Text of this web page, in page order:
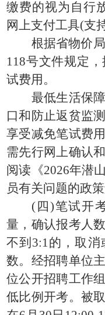
缴费的视为自行
网上支付工具(支
根据省物价
118号文件规定
试费用。
最低生活保
口和防止返贫监
享受减免笔试费
需先行网上确认
阅读《2026年潜
员有关问题的政
(四)笔试开
量，确认报考人
不到3:1的，取消
数。经招聘单位
位公开招聘工作
低比例开考。被